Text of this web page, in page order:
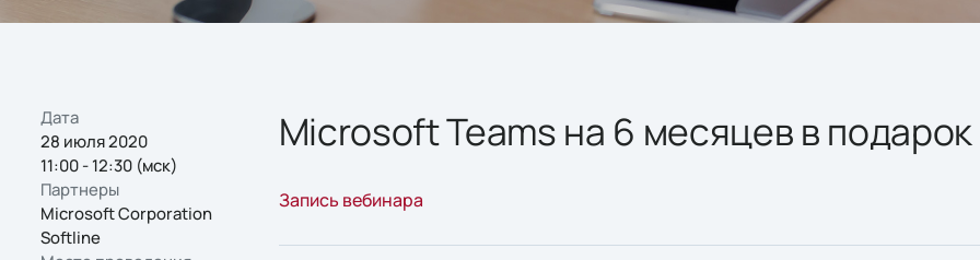
Дата
28 июля 2020
11:00 - 12:30 (мск)
Партнеры
Microsoft Corporation
Softline
Microsoft Teams на 6 месяцев в
Запись вебинара